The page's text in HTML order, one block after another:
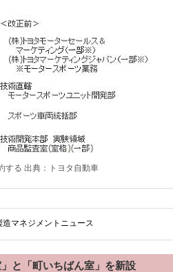
する 出典：トヨタ自動車
造マネジメントニュース
と「町いちばん室」を新設